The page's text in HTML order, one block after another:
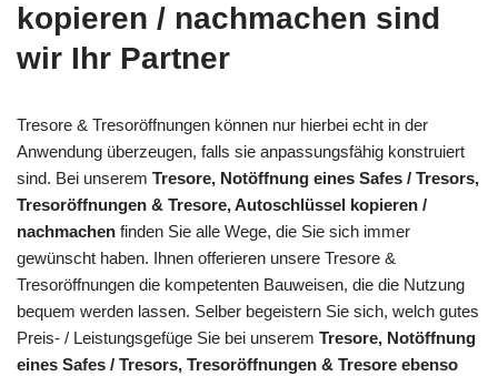
kopieren / nachmachen sind
wir Ihr Partner
Tresore & Tresoröffnungen können nur hierbei echt in der
Anwendung überzeugen, falls sie anpassungsfähig konstruiert
sind. Bei unserem Tresore, Notöffnung eines Safes / Tresors,
Tresoröffnungen & Tresore, Autoschlüssel kopieren /
nachmachen finden Sie alle Wege, die Sie sich immer
gewünscht haben. Ihnen offerieren unsere Tresore &
Tresoröffnungen die kompetenten Bauweisen, die die Nutzung
bequem werden lassen. Selber begeistern Sie sich, welch gutes
Preis- / Leistungsgefüge Sie bei unserem Tresore, Notöffnung
eines Safes / Tresors, Tresoröffnungen & Tresore ebenso